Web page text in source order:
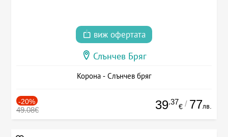
виж офертата
Слънчев Бряг
Корона - Слънчев бряг
-20%
49.08€ 39.37
€ / 77лв.